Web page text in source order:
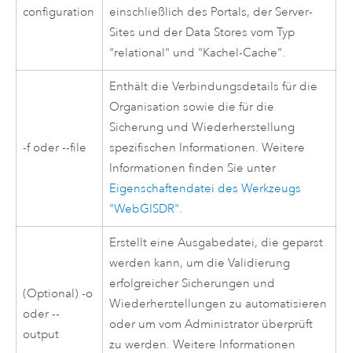
configuration
einschließlich des Portals, der Server-
Sites und der Data Stores vom Typ
"relational" und "Kachel-Cache".
-f oder --file
Enthält die Verbindungsdetails für die
Organisation sowie die für die
Sicherung und Wiederherstellung
spezifischen Informationen. Weitere
Informationen finden Sie unter
Eigenschaftendatei des Werkzeugs
"WebGISDR".
(Optional) -o
oder --
output
Erstellt eine Ausgabedatei, die geparst
werden kann, um die Validierung
erfolgreicher Sicherungen und
Wiederherstellungen zu automatisieren
oder um vom Administrator überprüft
zu werden. Weitere Informationen